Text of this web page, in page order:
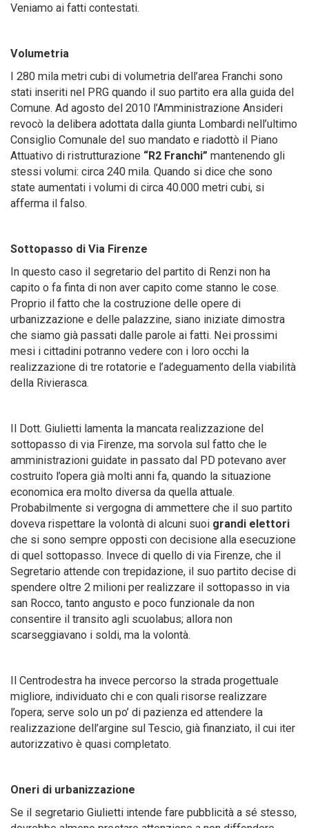
Veniamo ai fatti contestati.
Volumetria
I 280 mila metri cubi di volumetria dell’area Franchi sono
stati inseriti nel PRG quando il suo partito era alla guida del
Comune. Ad agosto del 2010 l’Amministrazione Ansideri
revocò la delibera adottata dalla giunta Lombardi nell’ultimo
Consiglio Comunale del suo mandato e riadottò il Piano
Attuativo di ristrutturazione “R2 Franchi” mantenendo gli
stessi volumi: circa 240 mila. Quando si dice che sono
state aumentati i volumi di circa 40.000 metri cubi, si
afferma il falso.
Sottopasso di Via Firenze
In questo caso il segretario del partito di Renzi non ha
capito o fa finta di non aver capito come stanno le cose.
Proprio il fatto che la costruzione delle opere di
urbanizzazione e delle palazzine, siano iniziate dimostra
che siamo già passati dalle parole ai fatti. Nei prossimi
mesi i cittadini potranno vedere con i loro occhi la
realizzazione di tre rotatorie e l’adeguamento della viabilità
della Rivierasca.
Il Dott. Giulietti lamenta la mancata realizzazione del
sottopasso di via Firenze, ma sorvola sul fatto che le
amministrazioni guidate in passato dal PD potevano aver
costruito l’opera già molti anni fa, quando la situazione
economica era molto diversa da quella attuale.
Probabilmente si vergogna di ammettere che il suo partito
doveva rispettare la volontà di alcuni suoi grandi elettori
che si sono sempre opposti con decisione alla esecuzione
di quel sottopasso. Invece di quello di via Firenze, che il
Segretario attende con trepidazione, il suo partito decise di
spendere oltre 2 milioni per realizzare il sottopasso in via
san Rocco, tanto angusto e poco funzionale da non
consentire il transito agli scuolabus; allora non
scarseggiavano i soldi, ma la volontà.
Il Centrodestra ha invece percorso la strada progettuale
migliore, individuato chi e con quali risorse realizzare
l’opera; serve solo un po’ di pazienza ed attendere la
realizzazione dell’argine sul Tescio, già finanziato, il cui iter
autorizzativo è quasi completato.
Oneri di urbanizzazione
Se il segretario Giulietti intende fare pubblicità a sé stesso,